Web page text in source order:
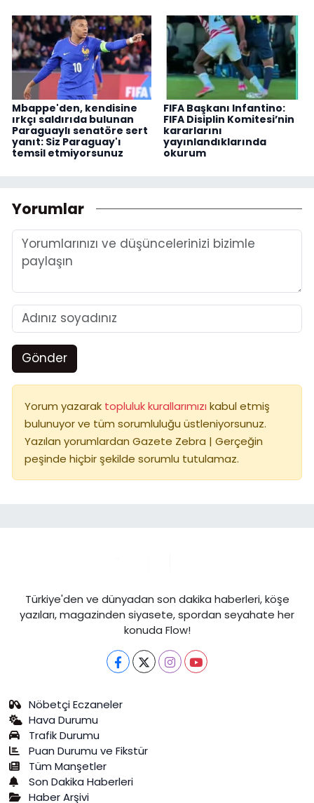
Mbappe'den, kendisine
ırkçı saldırıda bulunan
Paraguaylı senatöre sert
yanıt: Siz Paraguay'ı
temsil etmiyorsunuz
FIFA Başkanı Infantino:
FIFA Disiplin Komitesi’nin
kararlarını
yayınlandıklarında
okurum
Yorumlar
Gönder
Yorum yazarak topluluk kurallarımızı kabul etmiş
bulunuyor ve tüm sorumluluğu üstleniyorsunuz.
Yazılan yorumlardan Gazete Zebra | Gerçeğin
peşinde hiçbir şekilde sorumlu tutulamaz.
Türkiye'den ve dünyadan son dakika haberleri, köşe
yazıları, magazinden siyasete, spordan seyahate her
konuda Flow!
Nöbetçi Eczaneler
Hava Durumu
Trafik Durumu
Puan Durumu ve Fikstür
Tüm Manşetler
Son Dakika Haberleri
Haber Arşivi